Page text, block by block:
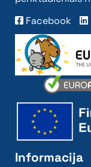
Facebook
Informacija